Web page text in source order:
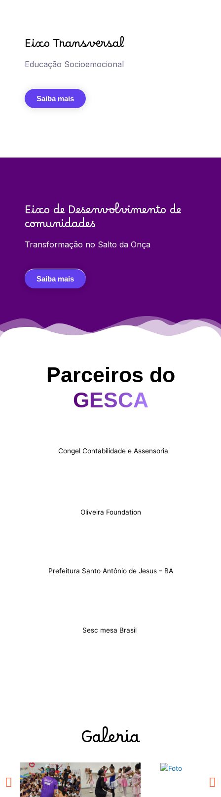
Eixo Transversal
Educação Socioemocional
Saiba mais
Eixo de Desenvolvimento de
comunidades
Transformação no Salto da Onça
Saiba mais
Parceiros do
GESCA
Congel Contabilidade e Assensoria
Oliveira Foundation
Prefeitura Santo Antônio de Jesus – BA
Sesc mesa Brasil ​
Galeria